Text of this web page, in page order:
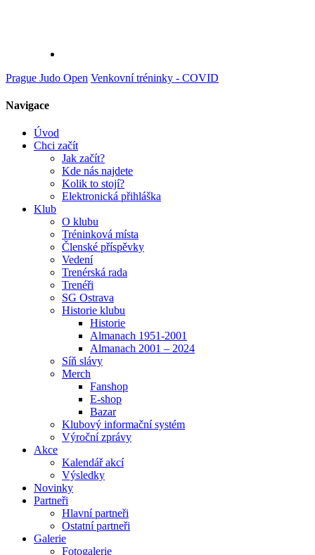
Prague Judo Open Venkovní tréninky - COVID
Navigace
Úvod
Chci začít
Jak začít?
Kde nás najdete
Kolik to stojí?
Elektronická přihláška
Klub
O klubu
Tréninková místa
Členské příspěvky
Vedení
Trenérská rada
Trenéři
SG Ostrava
Historie klubu
Historie
Almanach 1951-2001
Almanach 2001 – 2024
Síň slávy
Merch
Fanshop
E-shop
Bazar
Klubový informační systém
Výroční zprávy
Akce
Kalendář akcí
Výsledky
Novinky
Partneři
Hlavní partneři
Ostatní partneři
Galerie
Fotogalerie